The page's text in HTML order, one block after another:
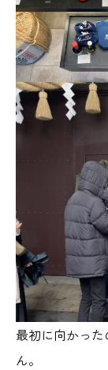
最初に向かっ
ん。